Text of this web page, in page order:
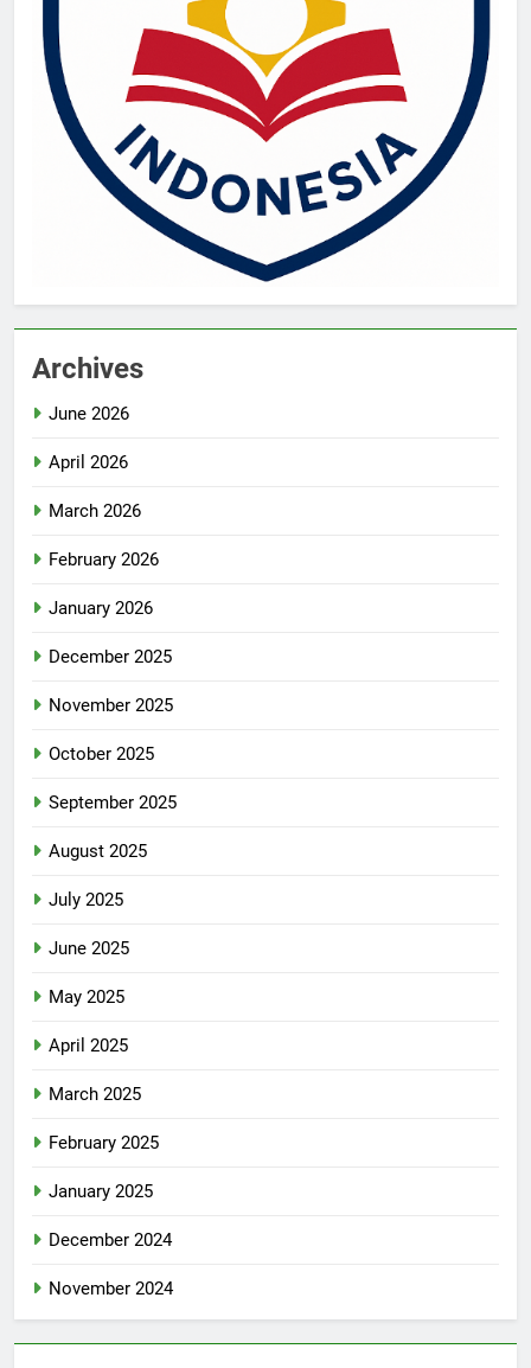
Archives
June 2026
April 2026
March 2026
February 2026
January 2026
December 2025
November 2025
October 2025
September 2025
August 2025
July 2025
June 2025
May 2025
April 2025
March 2025
February 2025
January 2025
December 2024
November 2024